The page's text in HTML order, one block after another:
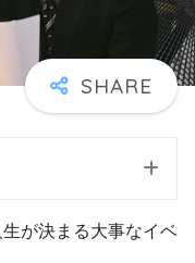
が決まる大事なイベ